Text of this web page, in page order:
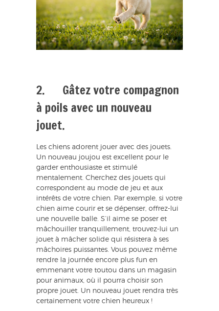
2. Gâtez votre compagnon
à poils avec un nouveau
jouet.
Les chiens adorent jouer avec des jouets.
Un nouveau joujou est excellent pour le
garder enthousiaste et stimulé
mentalement. Cherchez des jouets qui
correspondent au mode de jeu et aux
intérêts de votre chien. Par exemple, si votre
chien aime courir et se dépenser, offrez-lui
une nouvelle balle. S’il aime se poser et
mâchouiller tranquillement, trouvez-lui un
jouet à mâcher solide qui résistera à ses
mâchoires puissantes. Vous pouvez même
rendre la journée encore plus fun en
emmenant votre toutou dans un magasin
pour animaux, où il pourra choisir son
propre jouet. Un nouveau jouet rendra très
certainement votre chien heureux !